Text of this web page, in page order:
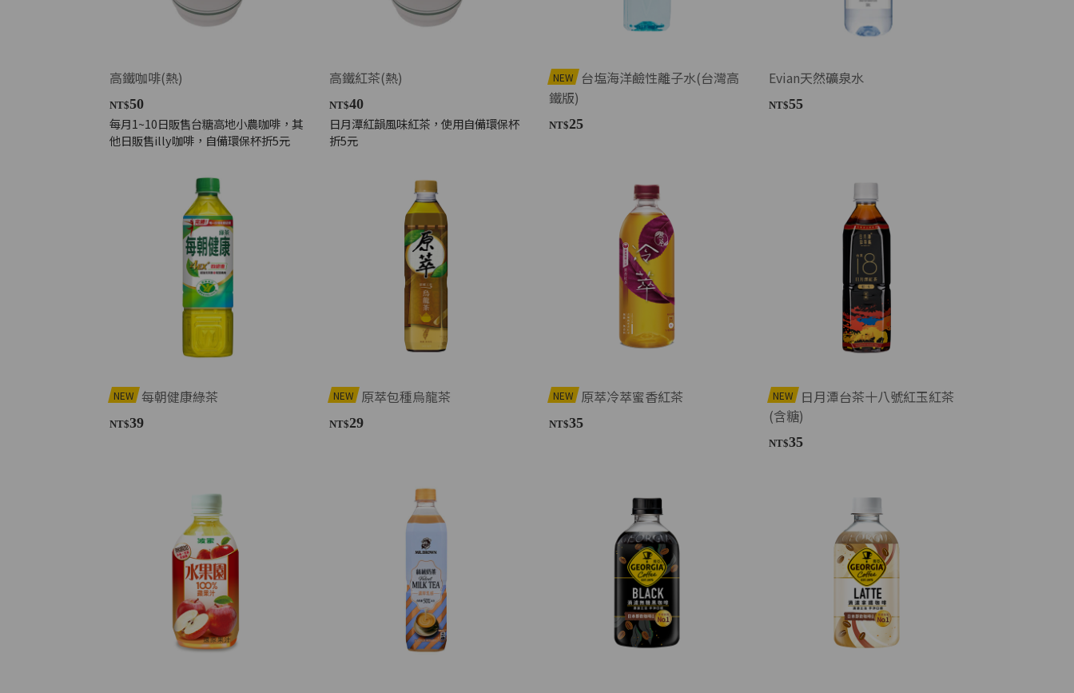
高鐵咖啡(熱)
NT$50
每月1~10日販售台糖高地小農咖啡，其
他日販售illy咖啡，自備環保杯折5元
高鐵紅茶(熱)
NT$40
日月潭紅韻風味紅茶，使用自備環保杯
折5元
NEW
台塩海洋鹼性離子水(台灣高
鐵版)
NT$25
Evian天然礦泉水
NT$55
NEW 每朝健康綠茶
NT$39
NEW 原萃包種烏龍茶
NT$29
NEW 原萃冷萃蜜香紅茶
NT$35
NEW
日月潭台茶十八號紅玉紅茶
(含糖)
NT$35